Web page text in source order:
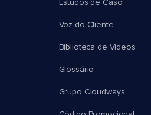
Estudos de Caso
Voz do Cliente
Biblioteca de Vídeos
Glossário
Grupo Cloudways